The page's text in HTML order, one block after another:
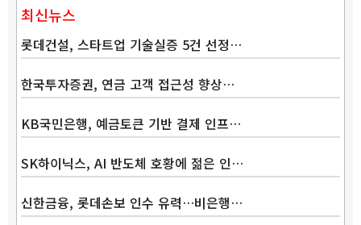
최신뉴스
롯데건설, 스타트업 기술실증 5건 선정…
한국투자증권, 연금 고객 접근성 향상…
KB국민은행, 예금토큰 기반 결제 인프…
SK하이닉스, AI 반도체 호황에 젊은 인…
신한금융, 롯데손보 인수 유력…비은행…